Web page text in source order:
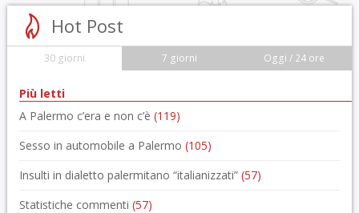
Hot Post
30 giorni 7 giorni Oggi / 24 ore
Più letti
A Palermo c’era e non c’è (119)
Sesso in automobile a Palermo (105)
Insulti in dialetto palermitano “italianizzati” (57)
Statistiche commenti (57)